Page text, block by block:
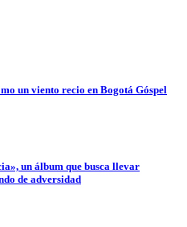
un viento recio en Bogotá Góspel
un álbum que busca llevar
de adversidad